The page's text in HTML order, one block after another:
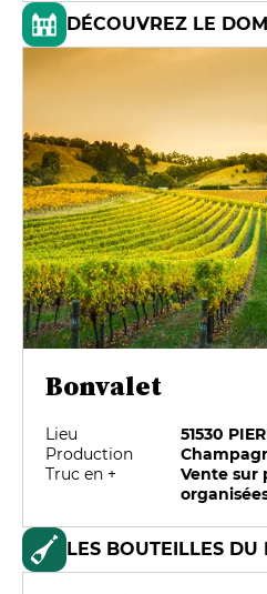
DÉCOUVREZ LE
Bonvalet
Lieu
51530
Production
Truc en +
Vente sur
LES BOUTEILLES DU